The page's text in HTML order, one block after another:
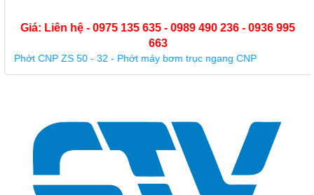
Giá: Liên hệ - 0975 135 635 - 0989 490 236 - 0936 995
663
Phớt CNP ZS 50 - 32 - Phớt máy bơm trục ngang CNP